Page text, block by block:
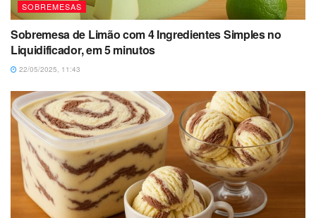
SOBREMESAS
Sobremesa de Limão com 4 Ingredientes Simples no
Liquidificador, em 5 minutos
22/05/2025, 11:43